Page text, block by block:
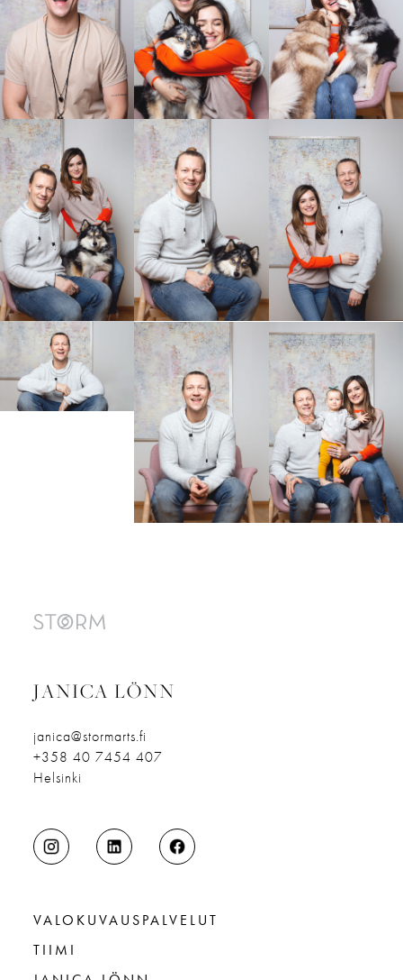
JANICA LÖNN
janica@stormarts.fi
+358 40 7454 407
Helsinki
VALOKUVAUSPALVELUT
TIIMI